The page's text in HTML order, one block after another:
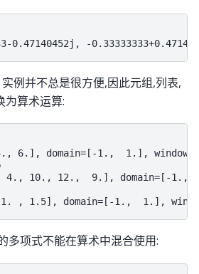
0.47140452j, -
例并不总是很方便,因此元组,列表,
为算术运算:
6.], domain=[-1.,  1.],
4., 10., 12.,  9.], domain=[-1.,
1. , 1.5], domain=[-1.,  1.],
多项式不能在算术中混合使用: